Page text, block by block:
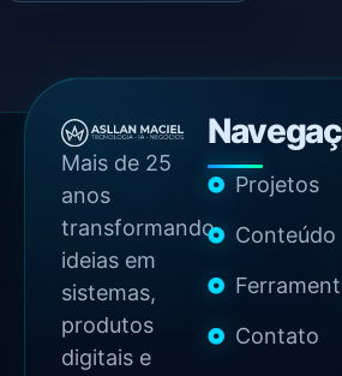
Mais de 25
anos
transformando
ideias em
sistemas,
produtos
digitais e
Projetos
Conteúdo
Contato